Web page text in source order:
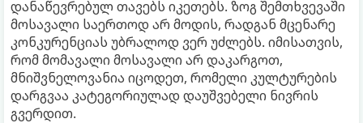
დანაწევრებულ თავებს იკეთებს. ზოგ შემთხვევაში
მოსავალი საერთოდ არ მოდის, რადგან მცენარე
კონკურენციას უბრალოდ ვერ უძლებს. იმისათვის,
რომ მომავალი მოსავალი არ დაკარგოთ,
მნიშვნელოვანია იცოდეთ, რომელი კულტურების
დარგვაა კატეგორიულად დაუშვებელი ნივრის
გვერდით.